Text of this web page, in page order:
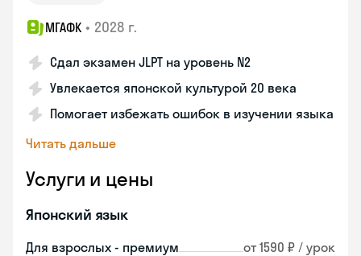
МГАФК • 2028 г.
Сдал экзамен JLPT на уровень N2
Увлекается японской культурой 20 века
Помогает избежать ошибок в изучении языка
Читать дальше
Услуги и цены
Японский язык
Для взрослых - премиум от 1590 ₽ / урок